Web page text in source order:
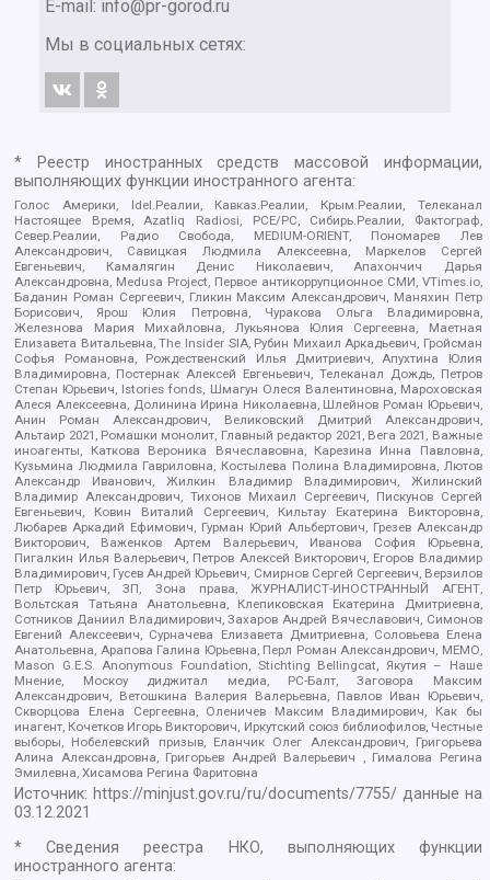
E-mail: info@pr-gorod.ru
Мы в социальных сетях:
* Реестр иностранных средств массовой информации,
выполняющих функции иностранного агента:
Голос Америки, Idel.Реалии, Кавказ.Реалии, Крым.Реалии, Телеканал
Настоящее Время, Azatliq Radiosi, PCE/PC, Сибирь.Реалии, Фактограф,
Север.Реалии, Радио Свобода, MEDIUM-ORIENT, Пономарев Лев
Александрович, Савицкая Людмила Алексеевна, Маркелов Сергей
Евгеньевич, Камалягин Денис Николаевич, Апахончич Дарья
Александровна, Medusa Project, Первое антикоррупционное СМИ, VTimes.io,
Баданин Роман Сергеевич, Гликин Максим Александрович, Маняхин Петр
Борисович, Ярош Юлия Петровна, Чуракова Ольга Владимировна,
Железнова Мария Михайловна, Лукьянова Юлия Сергеевна, Маетная
Елизавета Витальевна, The Insider SIA, Рубин Михаил Аркадьевич, Гройсман
Софья Романовна, Рождественский Илья Дмитриевич, Апухтина Юлия
Владимировна, Постернак Алексей Евгеньевич, Телеканал Дождь, Петров
Степан Юрьевич, Istories fonds, Шмагун Олеся Валентиновна, Мароховская
Алеся Алексеевна, Долинина Ирина Николаевна, Шлейнов Роман Юрьевич,
Анин Роман Александрович, Великовский Дмитрий Александрович,
Альтаир 2021, Ромашки монолит, Главный редактор 2021, Вега 2021, Важные
иноагенты, Каткова Вероника Вячеславовна, Карезина Инна Павловна,
Кузьмина Людмила Гавриловна, Костылева Полина Владимировна, Лютов
Александр Иванович, Жилкин Владимир Владимирович, Жилинский
Владимир Александрович, Тихонов Михаил Сергеевич, Пискунов Сергей
Евгеньевич, Ковин Виталий Сергеевич, Кильтау Екатерина Викторовна,
Любарев Аркадий Ефимович, Гурман Юрий Альбертович, Грезев Александр
Викторович, Важенков Артем Валерьевич, Иванова София Юрьевна,
Пигалкин Илья Валерьевич, Петров Алексей Викторович, Егоров Владимир
Владимирович, Гусев Андрей Юрьевич, Смирнов Сергей Сергеевич, Верзилов
Петр Юрьевич, ЗП, Зона права, ЖУРНАЛИСТ-ИНОСТРАННЫЙ АГЕНТ,
Вольтская Татьяна Анатольевна, Клепиковская Екатерина Дмитриевна,
Сотников Даниил Владимирович, Захаров Андрей Вячеславович, Симонов
Евгений Алексеевич, Сурначева Елизавета Дмитриевна, Соловьева Елена
Анатольевна, Арапова Галина Юрьевна, Перл Роман Александрович, МЕМО,
Mason G.E.S. Anonymous Foundation, Stichting Bellingcat, Якутия – Наше
Мнение, Москоу диджитал медиа, РС-Балт, Заговора Максим
Александрович, Ветошкина Валерия Валерьевна, Павлов Иван Юрьевич,
Скворцова Елена Сергеевна, Оленичев Максим Владимирович, Как бы
инагент, Кочетков Игорь Викторович, Иркутский союз библиофилов, Честные
выборы, Нобелевский призыв, Еланчик Олег Александрович, Григорьева
Алина Александровна, Григорьев Андрей Валерьевич , Гималова Регина
Эмилевна, Хисамова Регина Фаритовна
Источник: https://minjust.gov.ru/ru/documents/7755/ данные на
03.12.2021
* Сведения реестра НКО, выполняющих функции
иностранного агента: